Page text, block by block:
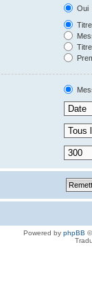
Oui
Powered by phpBB